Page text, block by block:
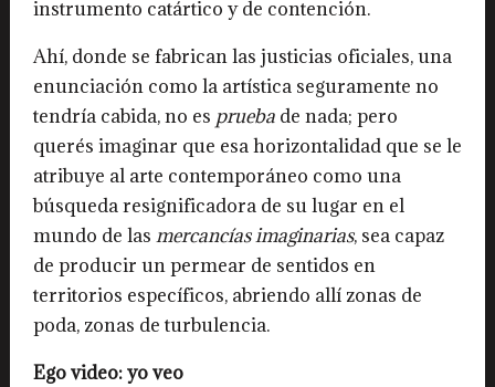
instrumento catártico y de contención.
Ahí, donde se fabrican las justicias oficiales, una
enunciación como la artística seguramente no
tendría cabida, no es pruebade nada; pero
querés imaginar que esa horizontalidad que se le
atribuye al arte contemporáneo como una
búsqueda resignificadora de su lugar en el
mundo de las mercancías imaginarias, sea capaz
de producir un permear de sentidos en
territorios específicos, abriendo allí zonas de
poda, zonas de turbulencia.
Ego video: yo veo